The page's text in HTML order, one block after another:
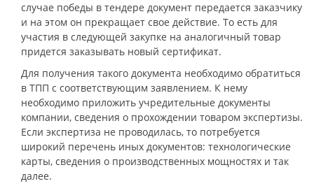
случае победы в тендере документ передается заказчику
и на этом он прекращает свое действие. То есть для
участия в следующей закупке на аналогичный товар
придется заказывать новый сертификат.
Для получения такого документа необходимо обратиться
в ТПП с соответствующим заявлением. К нему
необходимо приложить учредительные документы
компании, сведения о прохождении товаром экспертизы.
Если экспертиза не проводилась, то потребуется
широкий перечень иных документов: технологические
карты, сведения о производственных мощностях и так
далее.